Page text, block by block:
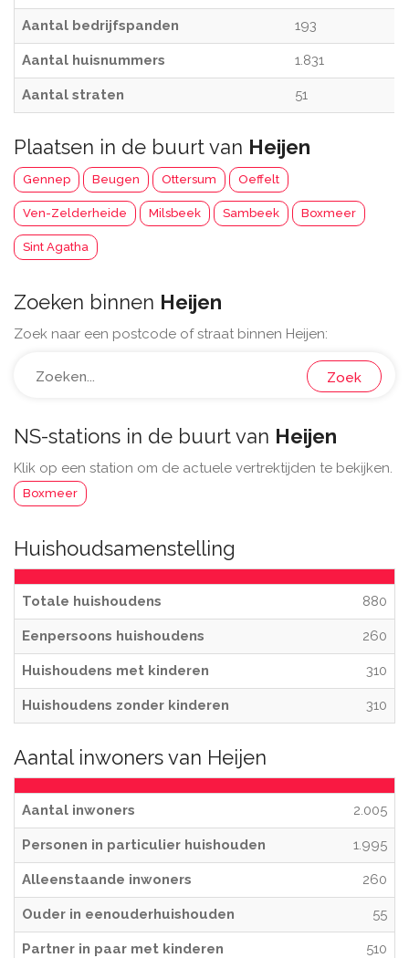
Aantal bedrijfspanden 193
Aantal huisnummers 1.831
Aantal straten 51
Plaatsen in de buurt van Heijen
Gennep Beugen Ottersum Oeffelt
Ven-Zelderheide Milsbeek Sambeek Boxmeer
Sint Agatha
Zoeken binnen Heijen
Zoek naar een postcode of straat binnen Heijen:
Zoek
NS-stations in de buurt van Heijen
Klik op een station om de actuele vertrektijden te bekijken.
Boxmeer
Huishoudsamenstelling
Totale huishoudens 880
Eenpersoons huishoudens 260
Huishoudens met kinderen 310
Huishoudens zonder kinderen 310
Aantal inwoners van Heijen
Aantal inwoners 2.005
Personen in particulier huishouden 1.995
Alleenstaande inwoners 260
Ouder in eenouderhuishouden 55
Partner in paar met kinderen 510